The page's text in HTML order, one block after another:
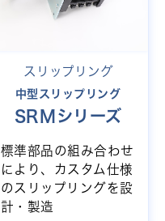
スリップリング
中型スリップリング
SRMシリーズ
標準部品の組み合わせ
により、カスタム仕様
のスリップリングを設
計・製造